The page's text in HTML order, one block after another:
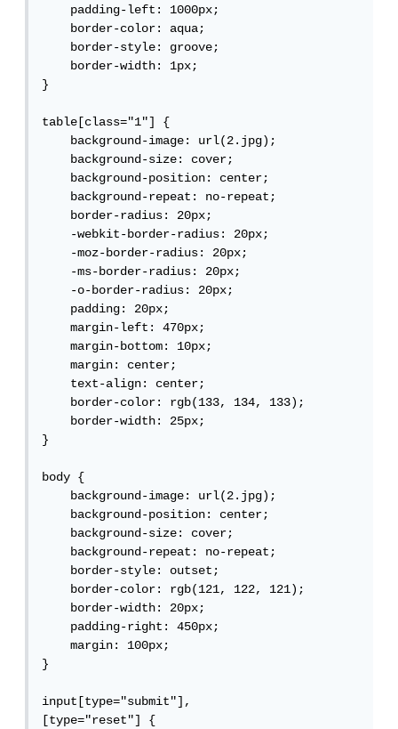
    padding-left: 1000px;
    border-color: aqua;
    border-style: groove;
    border-width: 1px;
}
table[class="1"] {
    background-image: url(2.jpg);
    background-size: cover;
    background-position: center;
    background-repeat: no-repeat;
    border-radius: 20px;
    -webkit-border-radius: 20px;
    -moz-border-radius: 20px;
    -ms-border-radius: 20px;
    -o-border-radius: 20px;
    padding: 20px;
    margin-left: 470px;
    margin-bottom: 10px;
    margin: center;
    text-align: center;
    border-color: rgb(133, 134, 133);
    border-width: 25px;
}
body {
    background-image: url(2.jpg);
    background-position: center;
    background-size: cover;
    background-repeat: no-repeat;
    border-style: outset;
    border-color: rgb(121, 122, 121);
    border-width: 20px;
    padding-right: 450px;
    margin: 100px;
}
input[type="submit"],
[type="reset"] {